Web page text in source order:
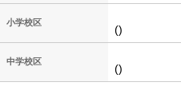
小学校区
()
中学校区
()